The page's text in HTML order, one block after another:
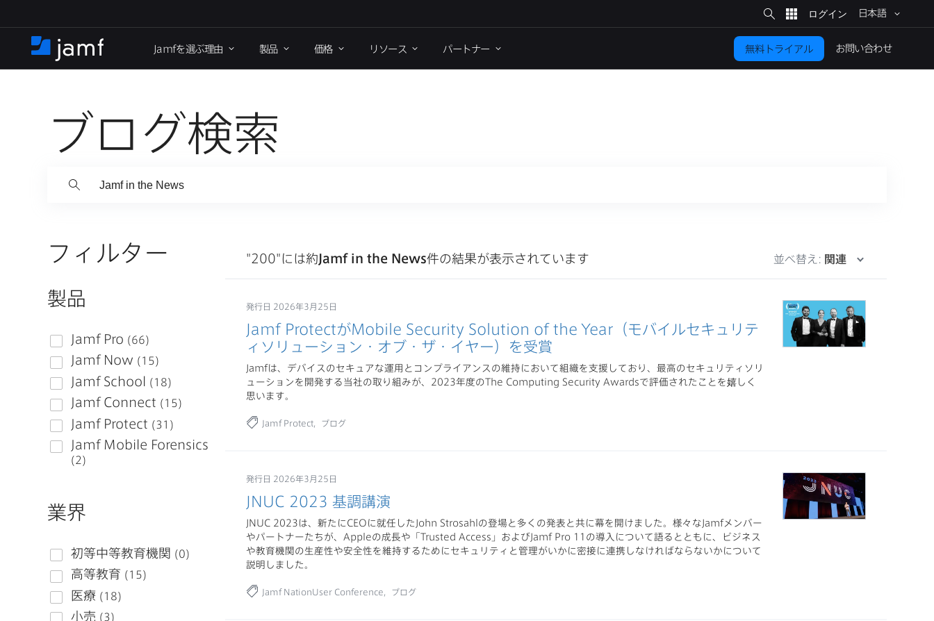
イ
ン
サ
イ
ト
検
索
日本語
ホ
ー
Jamfを​選ぶ理由 製品 価格 リソース パートナー 無料トライアル お問い​合わせ
ブログ検索
フィルター
製品
業界
"200"には約Jamf in the News件の結果が表示されています 並べ替え: 関連
発行日 2026年3月25日
Jamf ProtectがMobile Security Solution of the Year（モバイルセキュリテ
ィソリューション・オブ・ザ・イヤー）を受賞
Jamfは、デバイスのセキュアな運用とコンプライアンスの維持において組織を支援しており、最高のセキュリティソリ
ューションを開発する当社の取り組みが、2023年度のThe Computing Security Awardsで評価されたことを嬉しく
思います。
Jamf Protect ブログ
発行日 2026年3月25日
JNUC 2023 基調講演
JNUC 2023は、新たにCEOに就任したJohn Strosahlの登場と多くの発表と共に幕を開けました。様々なJamfメンバー
やパートナーたちが、Appleの成長や「Trusted Access」およびJamf Pro 11の導入について語るとともに、ビジネス
や教育機関の生産性や安全性を維持するためにセキュリティと管理がいかに密接に連携しなければならないかについて
説明しました。
Jamf NationUser Conference ブログ